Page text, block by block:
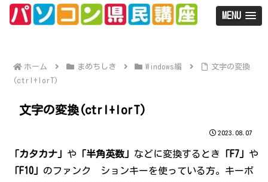
MENU
ホーム まめちしき Windows編
文字の変換
(ctrl+IorT)
文字の変換(ctrl+IorT)
2023.08.07
「カタカナ」 や 「半角英数」 などに変換するとき 「F7」 や
「F10」 のファンク ションキーを使っている方。キーボ